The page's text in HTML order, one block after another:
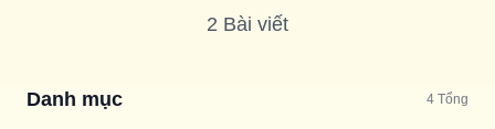
2 Bài viết
Danh mục 4 Tổng